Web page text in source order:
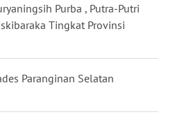
Purba , Putra-Putri
Tingkat Provinsi
Paranginan Selatan